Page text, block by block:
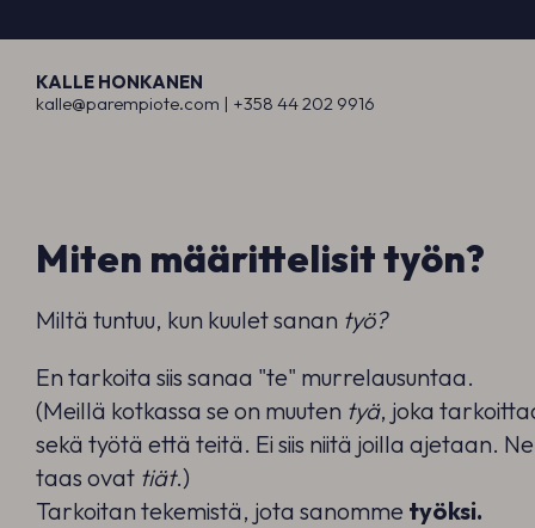
KALLE HONKANEN
kalle@parempiote.com | +358 44 202 9916
Miten määrittelisit työn?
Miltä tuntuu, kun kuulet sanan työ?
En tarkoita siis sanaa "te" murrelausuntaa.
(Meillä kotkassa se on muuten tyä, joka
sekä työtä että teitä. Ei siis niitä joilla ajetaan. Ne
taas ovat tiät.)
Tarkoitan tekemistä, jota sanomme työksi.